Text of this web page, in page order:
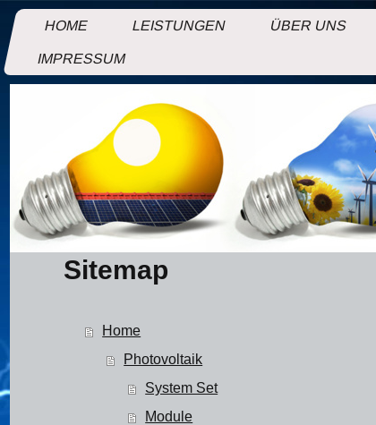
HOME LEISTUNGEN ÜBER UNS
IMPRESSUM
Sitemap
Home
Photovoltaik
System Set
Module